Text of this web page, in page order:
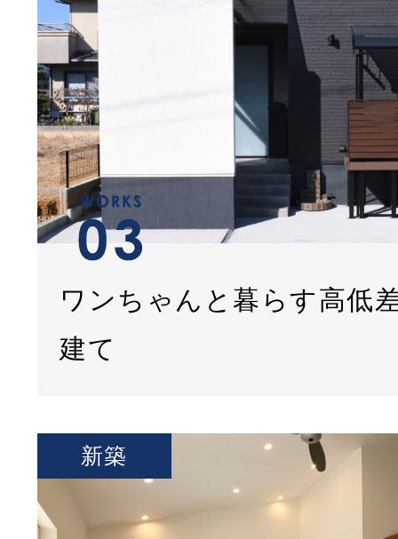
ワンちゃんと暮らす高低
建て
新築